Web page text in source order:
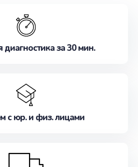
Не медлите записаться на
диагностика за 30 мин.
с юр. и физ. лицами